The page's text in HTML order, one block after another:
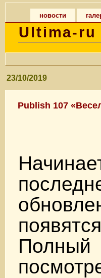
новости
Ultima-ru
23/10/2019
Publish 107
Полный